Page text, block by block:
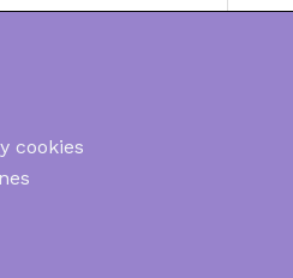
cookies